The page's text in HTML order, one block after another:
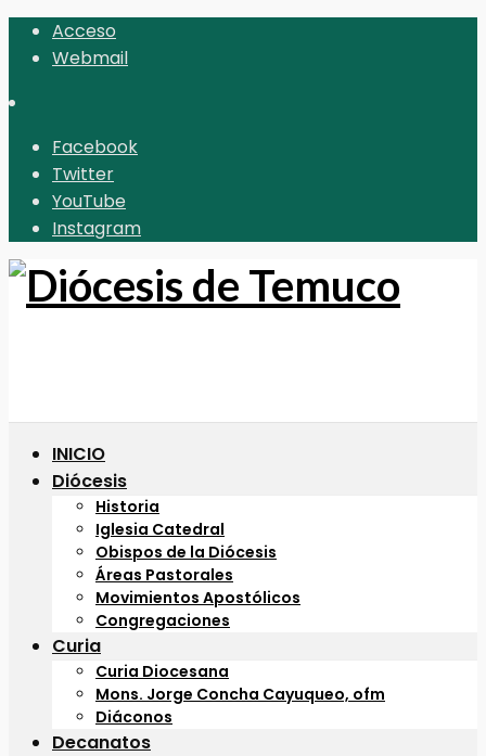
Acceso
Webmail
Facebook
Twitter
YouTube
Instagram
INICIO
Diócesis
Historia
Iglesia Catedral
Obispos de la Diócesis
Áreas Pastorales
Movimientos Apostólicos
Congregaciones
Curia
Curia Diocesana
Mons. Jorge Concha Cayuqueo, ofm
Diáconos
Decanatos